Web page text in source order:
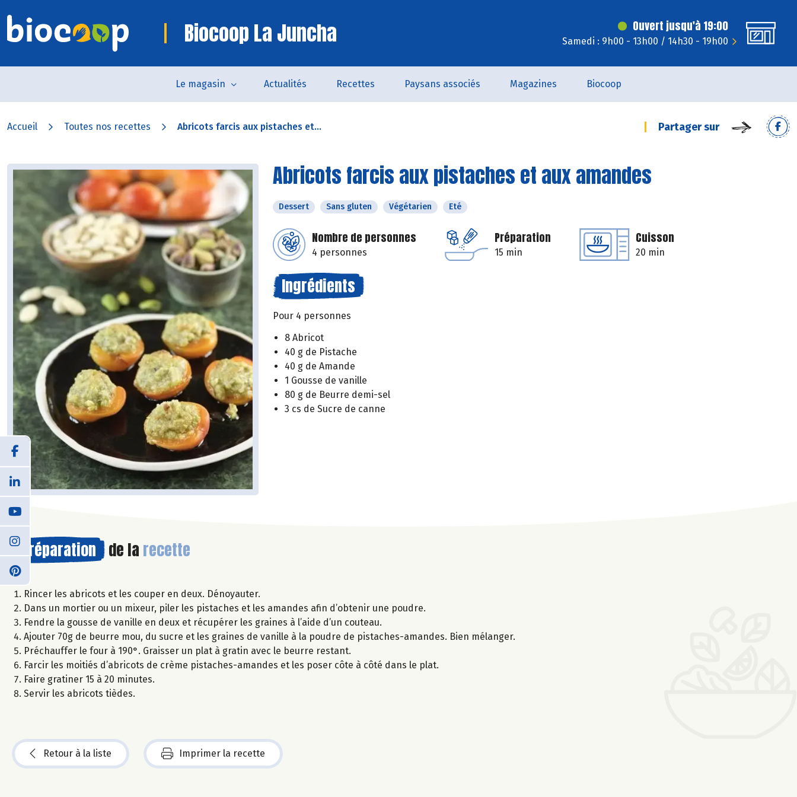
Biocoop La Juncha Ouvert jusqu'à 19:00
Samedi : 9h00 - 13h00 / 14h30 - 19h00
Le magasin Actualités Recettes Paysans associés Magazines Biocoop
Accueil Toutes nos recettes Abricots farcis aux pistaches et... Partager sur
Abricots farcis aux pistaches et aux amandes
Dessert Sans gluten Végétarien Eté
Nombre de personnes
4 personnes
Préparation
15 min
Cuisson
20 min
Ingrédients
Pour 4 personnes
8 Abricot
40 g de Pistache
40 g de Amande
1 Gousse de vanille
80 g de Beurre demi-sel
3 cs de Sucre de canne
Préparation de la recette
Rincer les abricots et les couper en deux. Dénoyauter.
Dans un mortier ou un mixeur, piler les pistaches et les amandes afin d’obtenir une poudre.
Fendre la gousse de vanille en deux et récupérer les graines à l’aide d’un couteau.
Ajouter 70g de beurre mou, du sucre et les graines de vanille à la poudre de pistaches-amandes. Bien mélanger.
Préchauffer le four à 190°. Graisser un plat à gratin avec le beurre restant.
Farcir les moitiés d’abricots de crème pistaches-amandes et les poser côte à côté dans le plat.
Faire gratiner 15 à 20 minutes.
Servir les abricots tièdes.
Retour à la liste Imprimer la recette